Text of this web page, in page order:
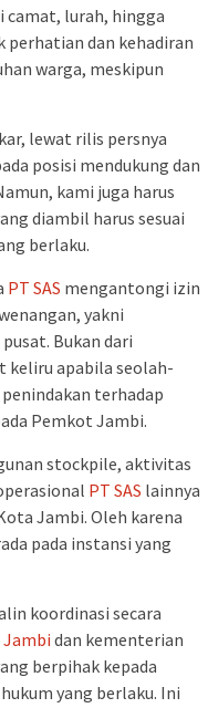
camat, lurah, hingga
perhatian dan kehadiran
warga, meskipun
lewat rilis persnya
posisi mendukung dan
kami juga harus
diambil harus sesuai
berlaku.
PT SAS mengantongi izin
yakni
Bukan dari
keliru apabila seolah-
terhadap
Pemkot Jambi.
stockpile, aktivitas
PT SAS lainnya
Jambi. Oleh karena
pada instansi yang
koordinasi secara
dan kementerian
berpihak kepada
yang berlaku. Ini